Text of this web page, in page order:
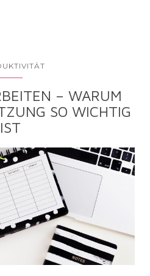
– WARUM
SO WICHTIG
IST